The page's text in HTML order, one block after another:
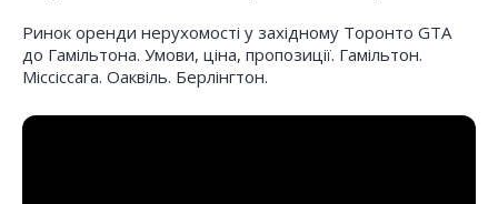
Ринок оренди нерухомості у західному Торонто GTA
до Гамільтона. Умови, ціна, пропозиції. Гамільтон.
Міссіссага. Оаквіль. Берлінгтон.